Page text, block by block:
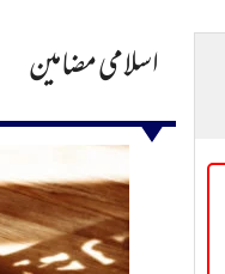
اسلامی مضامین